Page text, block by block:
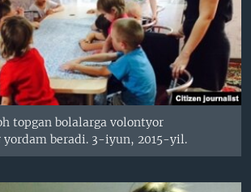
topgan bolalarga volontyor
yordam beradi. 3-iyun, 2015-yil.